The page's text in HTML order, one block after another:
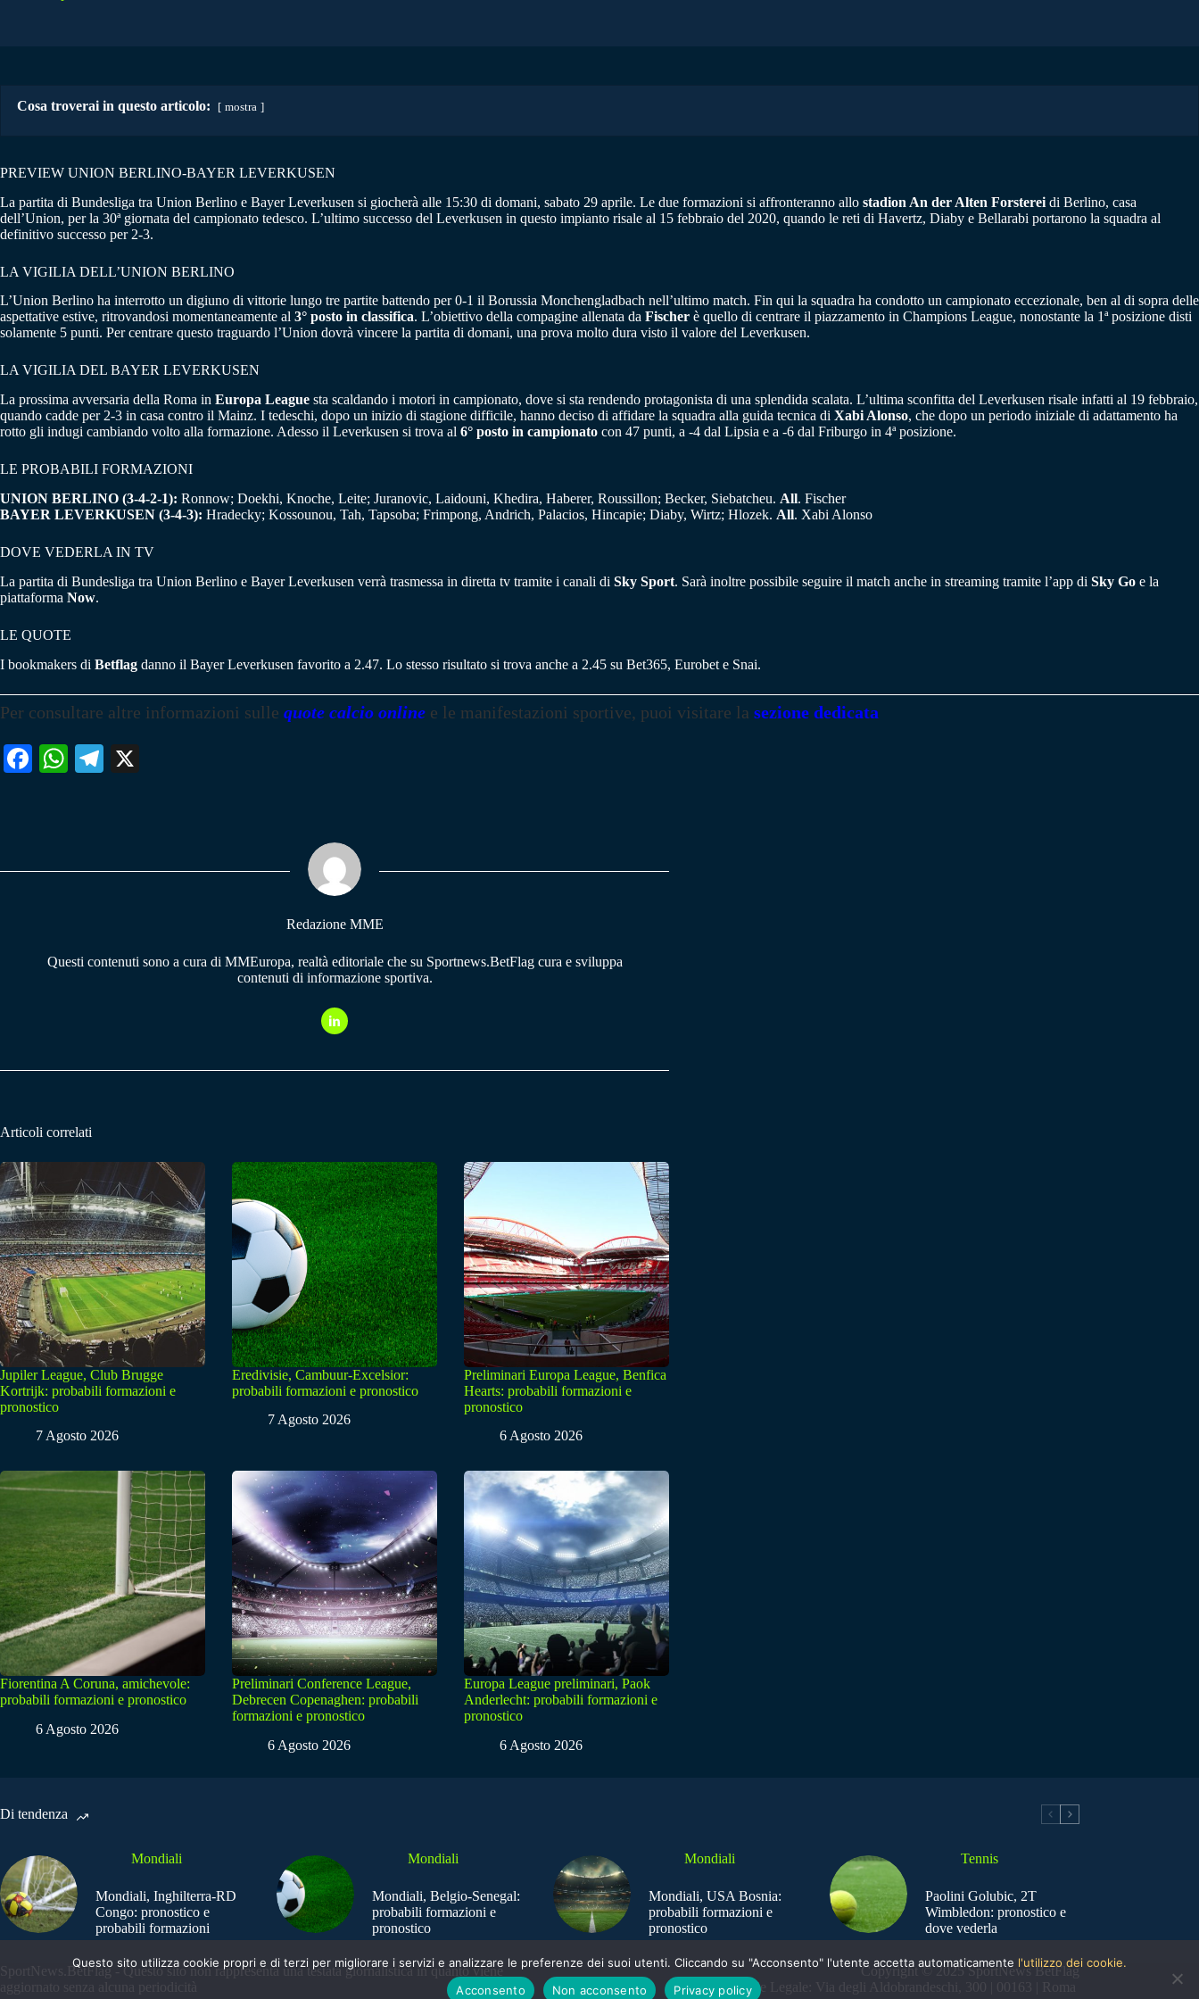
Cosa troverai in questo articolo: mostra
PREVIEW UNION BERLINO-BAYER LEVERKUSEN
La partita di Bundesliga tra Union Berlino e Bayer Leverkusen si giocherà alle 15:30 di domani, sabato 29 aprile. Le due formazioni si affronteranno allo stadion An der Alten Forsterei di Berlino, casa
dell’Union, per la 30ª giornata del campionato tedesco. L’ultimo successo del Leverkusen in questo impianto risale al 15 febbraio del 2020, quando le reti di Havertz, Diaby e Bellarabi portarono la squadra al
definitivo successo per 2-3.
LA VIGILIA DELL’UNION BERLINO
L’Union Berlino ha interrotto un digiuno di vittorie lungo tre partite battendo per 0-1 il Borussia Monchengladbach nell’ultimo match. Fin qui la squadra ha condotto un campionato eccezionale, ben al di sopra delle
aspettative estive, ritrovandosi momentaneamente al 3° posto in classifica. L’obiettivo della compagine allenata da Fischer è quello di centrare il piazzamento in Champions League, nonostante la 1ª posizione disti
solamente 5 punti. Per centrare questo traguardo l’Union dovrà vincere la partita di domani, una prova molto dura visto il valore del Leverkusen.
LA VIGILIA DEL BAYER LEVERKUSEN
La prossima avversaria della Roma in Europa League sta scaldando i motori in campionato, dove si sta rendendo protagonista di una splendida scalata. L’ultima sconfitta del Leverkusen risale infatti al 19 febbraio,
quando cadde per 2-3 in casa contro il Mainz. I tedeschi, dopo un inizio di stagione difficile, hanno deciso di affidare la squadra alla guida tecnica di Xabi Alonso, che dopo un periodo iniziale di adattamento ha
rotto gli indugi cambiando volto alla formazione. Adesso il Leverkusen si trova al 6° posto in campionato con 47 punti, a -4 dal Lipsia e a -6 dal Friburgo in 4ª posizione.
LE PROBABILI FORMAZIONI
UNION BERLINO (3-4-2-1): Ronnow; Doekhi, Knoche, Leite; Juranovic, Laidouni, Khedira, Haberer, Roussillon; Becker, Siebatcheu. All. Fischer
BAYER LEVERKUSEN (3-4-3): Hradecky; Kossounou, Tah, Tapsoba; Frimpong, Andrich, Palacios, Hincapie; Diaby, Wirtz; Hlozek. All. Xabi Alonso
DOVE VEDERLA IN TV
La partita di Bundesliga tra Union Berlino e Bayer Leverkusen verrà trasmessa in diretta tv tramite i canali di Sky Sport. Sarà inoltre possibile seguire il match anche in streaming tramite l’app di Sky Go e la
piattaforma Now.
LE QUOTE
I bookmakers di Betflag danno il Bayer Leverkusen favorito a 2.47. Lo stesso risultato si trova anche a 2.45 su Bet365, Eurobet e Snai.
Per consultare altre informazioni sulle quote calcio online e le manifestazioni sportive, puoi visitare la sezione dedicata
Fa W
pp
Te
m
Redazione MME
Questi contenuti sono a cura di MMEuropa, realtà editoriale che su Sportnews.BetFlag cura e sviluppa
contenuti di informazione sportiva.
Articoli correlati
Jupiler League, Club Brugge
Kortrijk: probabili formazioni e
pronostico
7 Agosto 2026
Eredivisie, Cambuur-Excelsior:
probabili formazioni e pronostico
7 Agosto 2026
Preliminari Europa League, Benfica
Hearts: probabili formazioni e
pronostico
6 Agosto 2026
Fiorentina A Coruna, amichevole:
probabili formazioni e pronostico
6 Agosto 2026
Preliminari Conference League,
Debrecen Copenaghen: probabili
formazioni e pronostico
6 Agosto 2026
Europa League preliminari, Paok
Anderlecht: probabili formazioni e
pronostico
6 Agosto 2026
Di tendenza
Mondiali
Mondiali, Inghilterra-RD
Congo: pronostico e
probabili formazioni
Mondiali
Mondiali, Belgio-Senegal:
probabili formazioni e
pronostico
Mondiali
Mondiali, USA Bosnia:
probabili formazioni e
pronostico
Tennis
Paolini Golubic, 2T
Wimbledon: pronostico e
dove vederla
SportNews.BetFlag - Questo sito non rappresenta una testata giornalistica in quanto viene
aggiornato senza alcuna periodicità
Copyright © 2025 SportNews BetFlag
Sede Legale: Via degli Aldobrandeschi, 300 | 00163 | Roma
Questo sito utilizza cookie propri e di terzi per migliorare i servizi e analizzare le preferenze dei suoi utenti. Cliccando su "Acconsento" l'utente accetta automaticamente l'utilizzo dei cookie.
Acconsento
Non acconsento Privacy policy